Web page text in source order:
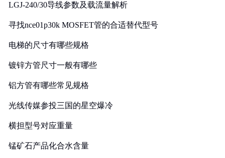
LGJ-240/30导线参数及载流量解析
寻找nce01p30k MOSFET管的合适替代型号
电梯的尺寸有哪些规格
镀锌方管尺寸一般有哪些
铝方管有哪些常见规格
光线传媒参投三国的星空爆冷
横担型号对应重量
锰矿石产品化合水含量